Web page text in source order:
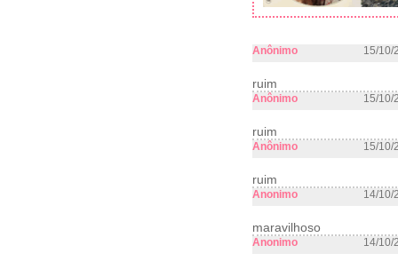
Anônimo 15/10/
ruim
Anônimo 15/10/
ruim
Anônimo 15/10/
ruim
Anonimo 14/10/
maravilhoso
Anonimo 14/10/